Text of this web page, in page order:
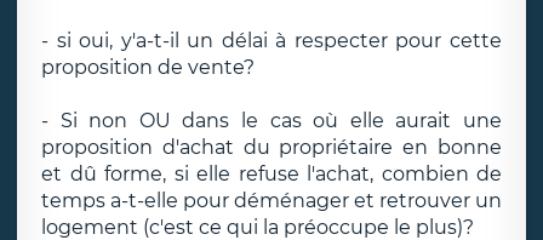
- si oui, y'a-t-il un délai à respecter pour cette
proposition de vente?
- Si non OU dans le cas où elle aurait une
proposition d'achat du propriétaire en bonne
et dû forme, si elle refuse l'achat, combien de
temps a-t-elle pour déménager et retrouver un
logement (c'est ce qui la préoccupe le plus)?